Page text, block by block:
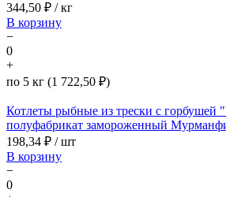
344,50 ₽ / кг
В корзину
−
0
+
по 5 кг (1 722,50 ₽)
Котлеты рыбные из трески с горбушей
полуфабрикат замороженный
198,34 ₽ / шт
В корзину
−
0